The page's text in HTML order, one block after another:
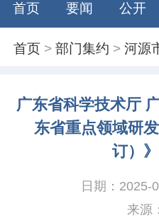
首页 要闻 公开
首页 >部门集约 >河源
广东省科学技术厅
东省重点领域研
订）
日期：2025-
来源